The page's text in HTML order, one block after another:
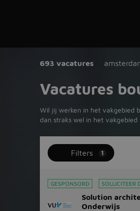
693 vacatures
Vacatures
Wil jij werken in het vakgebied
dan straks wel in het
Filters 1
GESPONSORD SOLLICITEER
Solution
Onderwijs